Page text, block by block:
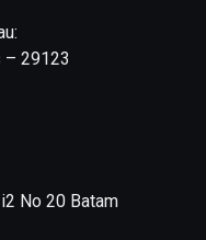
– 29123
No 20 Batam